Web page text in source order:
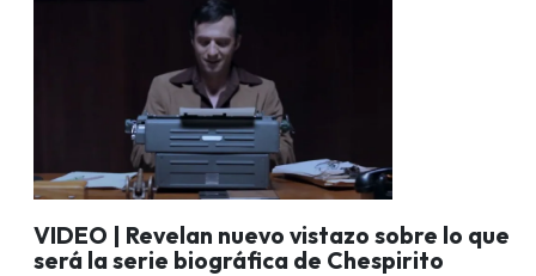
VIDEO | Revelan nuevo vistazo sobre lo que
será la serie biográfica de Chespirito